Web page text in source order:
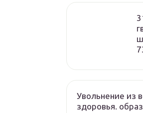
Увольнение из
здоровья.